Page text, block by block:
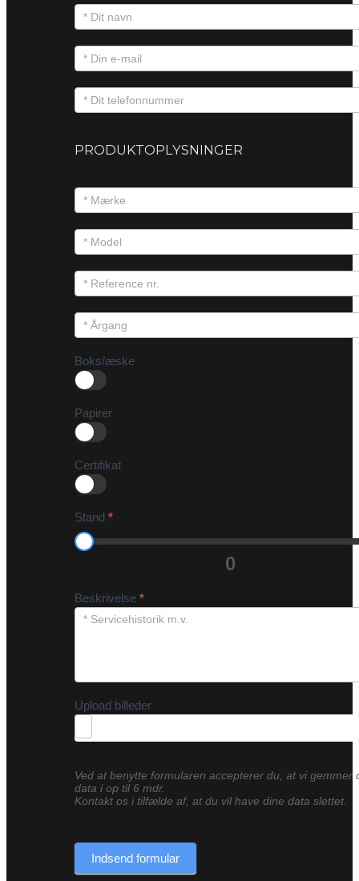
PRODUKTOPLYSNINGER
Boks/æske
Papirer
Certifikat
Stand *
0
Beskrivelse *
Upload billeder
Ved at benytte formularen accepterer du, at vi gemmer
data i op til 6 mdr.
Kontakt os i tilfælde af, at du vil have dine data slettet.
Indsend formular